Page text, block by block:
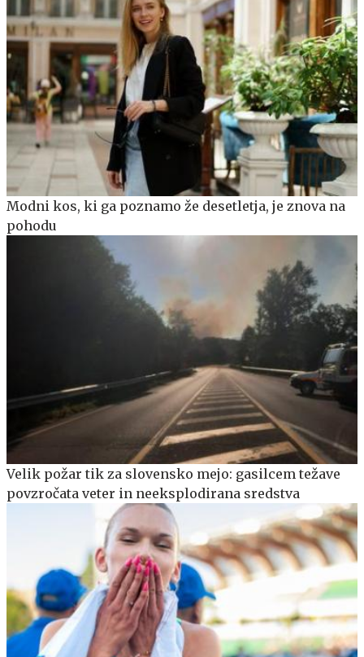
Modni kos, ki ga poznamo že desetletja, je znova na
pohodu
Velik požar tik za slovensko mejo: gasilcem težave
povzročata veter in neeksplodirana sredstva